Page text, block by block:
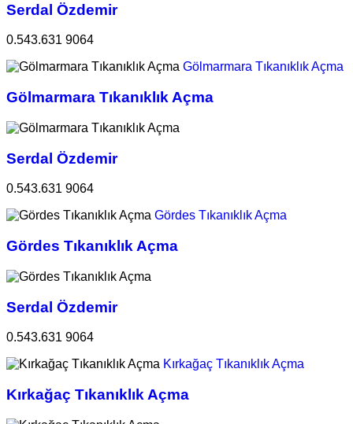
Serdal Özdemir
0.543.631 9064
Gölmarmara Tıkanıklık Açma
Gölmarmara Tıkanıklık Açma
Serdal Özdemir
0.543.631 9064
Gördes Tıkanıklık Açma
Gördes Tıkanıklık Açma
Serdal Özdemir
0.543.631 9064
Kırkağaç Tıkanıklık Açma
Kırkağaç Tıkanıklık Açma